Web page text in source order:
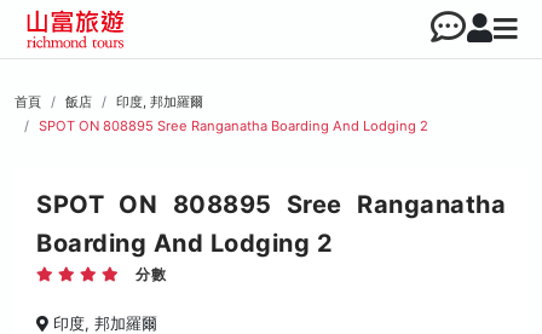
首頁 飯店
印度, 邦加羅爾
SPOT ON 808895 Sree Ranganatha Boarding And Lodging 2
SPOT ON 808895 Sree Ranganatha
Boarding And Lodging 2
分數
印度, 邦加羅爾